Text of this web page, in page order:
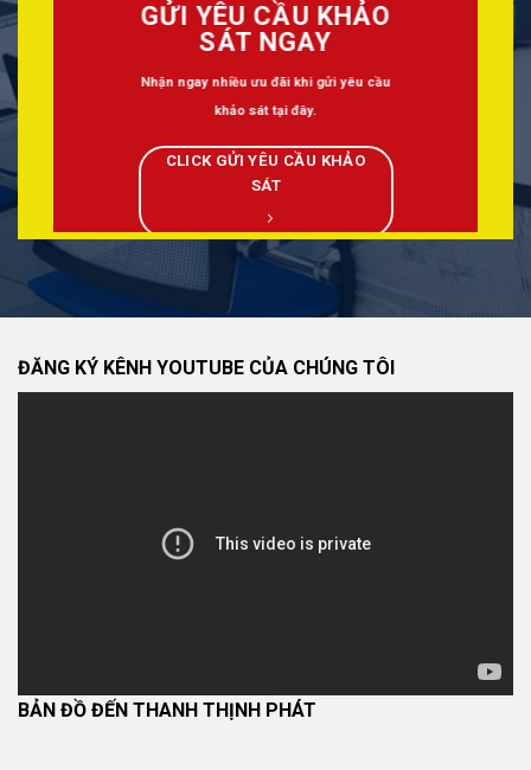
GỬI YÊU CẦU KHẢO
SÁT NGAY
Nhận ngay nhiều ưu đãi khi gửi yêu cầu
khảo sát tại đây.
CLICK GỬI YÊU CẦU KHẢO
SÁT
ĐĂNG KÝ KÊNH YOUTUBE CỦA CHÚNG TÔI
BẢN ĐỒ ĐẾN THANH THỊNH PHÁT